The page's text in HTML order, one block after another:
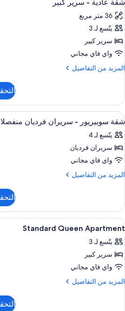
ملكي
جميع
صور
شقة
عادية
-
سرير
كبير
شقة عادية - سرير كبير
36 متر مربع
يتّسع لـ 3
سرير كبير
واي فاي مجاني
المزيد من التفاصيل
المزيد
شقة
عادية
-
كبير
استعراض
جميع
صور
شقة
سوبيريور
-
منفصلان
8
شقة سوبيريور - سريران فرديان
يتّسع لـ 4
سريران فرديان
واي فاي مجاني
المزيد من التفاصيل
المزيد
شقة
سوبيريور
-
فرديان
منفصلان
استعراض
جميع
صور
Standard
Queen
Apartment
10
Standard Queen Apartment
يتّسع لـ 3
سرير كبير
واي فاي مجاني
المزيد من التفاصيل
المزيد